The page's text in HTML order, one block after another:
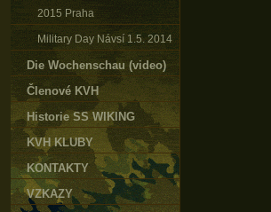
2015 Praha
Military Day Návsí 1.5. 2014
Die Wochenschau (video)
Členové KVH
Historie SS WIKING
KVH KLUBY
KONTAKTY
VZKAZY